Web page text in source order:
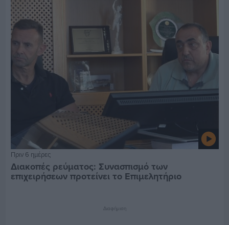
Πριν 6 ημέρες
Διακοπές ρεύματος: Συνασπισμό των
επιχειρήσεων προτείνει το Επιμελητήριο
Διαφήμιση